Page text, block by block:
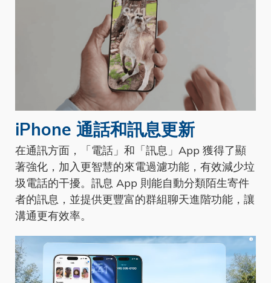
iPhone 通話和訊息更新
在通訊方面，「電話」和「訊息」App 獲得了顯
著強化，加入更智慧的來電過濾功能，有效減少垃
圾電話的干擾。訊息 App 則能自動分類陌生寄件
者的訊息，並提供更豐富的群組聊天進階功能，讓
溝通更有效率。